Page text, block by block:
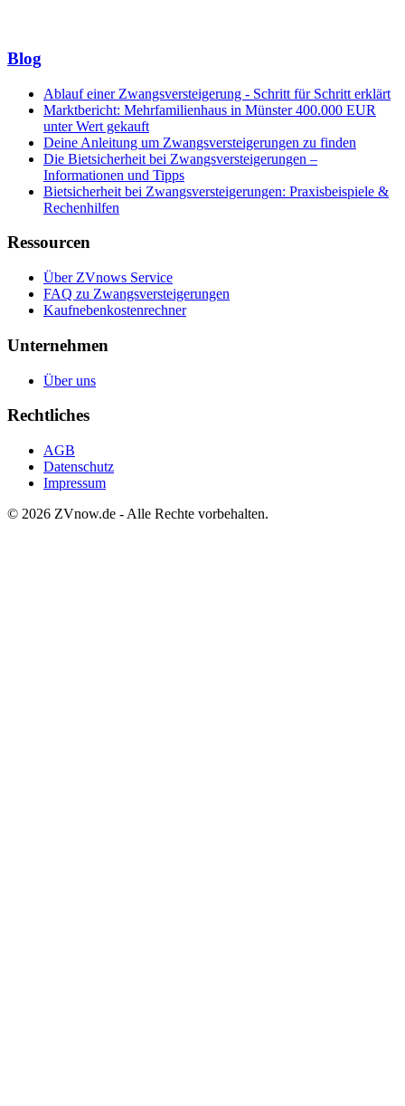
Blog
Ablauf einer Zwangsversteigerung - Schritt für Schritt erklärt
Marktbericht: Mehrfamilienhaus in Münster 400.000 EUR
unter Wert gekauft
Deine Anleitung um Zwangsversteigerungen zu finden
Die Bietsicherheit bei Zwangsversteigerungen –
Informationen und Tipps
Bietsicherheit bei Zwangsversteigerungen: Praxisbeispiele &
Rechenhilfen
Ressourcen
Über ZVnows Service
FAQ zu Zwangsversteigerungen
Kaufnebenkostenrechner
Unternehmen
Über uns
Rechtliches
AGB
Datenschutz
Impressum
© 2026 ZVnow.de - Alle Rechte vorbehalten.